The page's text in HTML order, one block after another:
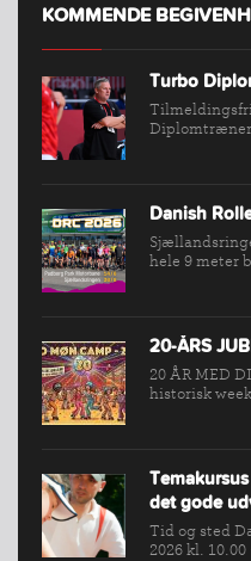
KLUB
SPORTSGRENE
FORBUNDET
VÆRKTØJSKASSEN
KONKURRENCER
KOMMENDE
Turbo
Danish
hele 9 meter
20-ÅRS
20 ÅR MED
historisk
det gode
Tid og sted
2026 kl.